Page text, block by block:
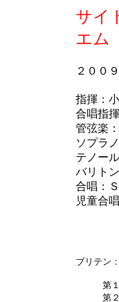
サイ
エム
２００
指揮：
合唱指
管弦楽
ソプラ
テノー
バリト
合唱：
児童合
ブリテン
第１曲
第２曲